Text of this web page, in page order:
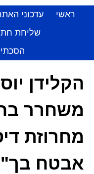
ראשי עדכוני
שליחת
הקלידן
משחרר
מחרוזת
אבטח בך"